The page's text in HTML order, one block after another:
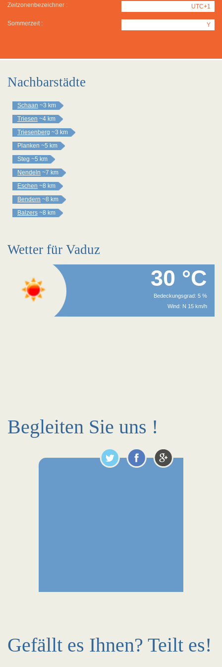
Zeitzonenbezeichner : UTC+1
Sommerzeit : Y
Nachbarstädte
Schaan ~3 km
Triesen ~4 km
Triesenberg ~3 km
Planken ~5 km
Steg ~5 km
Nendeln ~7 km
Eschen ~8 km
Bendern ~8 km
Balzers ~8 km
Wetter für Vaduz
30 °C
Bedeckungsgrad: 5 %
Wind: N 15 km/h
Begleiten Sie uns !
Gefällt es Ihnen? Teilt es!